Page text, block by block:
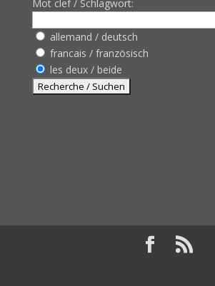
Mot clef / Schlagwort:
allemand / deutsch
francais / französisch
les deux / beide